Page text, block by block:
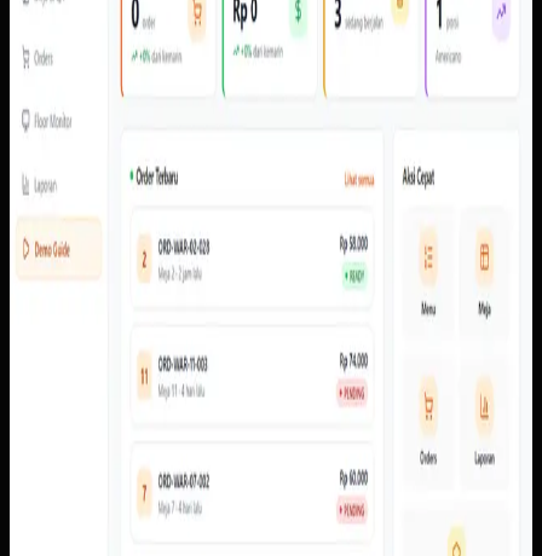
QR Ordering
Sebelumnya
Order perlu membawa konteks meja, item, pembayaran,
dan status secara konsisten dari perangkat pelanggan ke
admin dan kitchen tanpa bergantung pada konfirmasi
manual.
Yang kami bangun
Dari screenshot yang tersedia, sistem memiliki alur scan
meja, menu pelanggan, cart, pembayaran, pembayaran,
status pesanan, dasbor admin, pengaturan meja dan QR,
laporan, floor monitor, serta kitchen display.
Baca studi kasus lengkap